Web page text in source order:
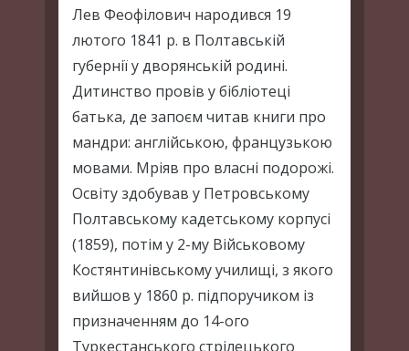
Лев Феофілович народився 19
лютого 1841 р. в Полтавській
губернії у дворянській родині.
Дитинство провів у бібліотеці
батька, де запоєм читав книги про
мандри: англійською, французькою
мовами. Мріяв про власні подорожі.
Освіту здобував у Петровському
Полтавському кадетському корпусі
(1859), потім у 2-му Військовому
Костянтинівському училищі, з якого
вийшов у 1860 р. підпоручиком із
призначенням до 14-ого
Туркестанського стрілецького